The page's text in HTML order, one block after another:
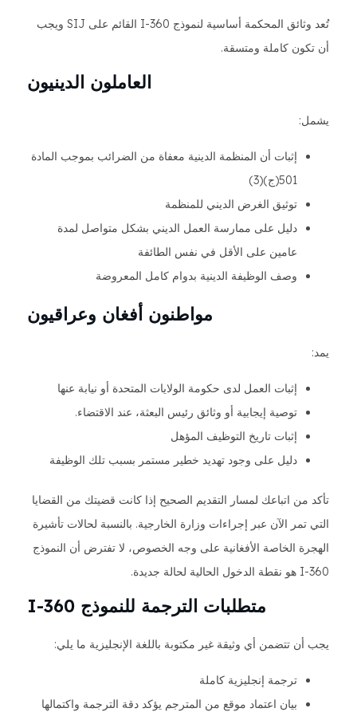
تُعد وثائق المحكمة أساسية لنموذج I-360 القائم على SIJ ويجب
أن تكون كاملة ومتسقة.
العاملون الدينيون
يشمل:
إثبات أن المنظمة الدينية معفاة من الضرائب بموجب المادة
501(ج)(3)
توثيق الغرض الديني للمنظمة
دليل على ممارسة العمل الديني بشكل متواصل لمدة
عامين على الأقل في نفس الطائفة
وصف الوظيفة الدينية بدوام كامل المعروضة
مواطنون أفغان وعراقيون
إثبات العمل لدى حكومة الولايات المتحدة أو نيابة عنها
توصية إيجابية أو وثائق رئيس البعثة، عند الاقتضاء.
إثبات تاريخ التوظيف المؤهل
دليل على وجود تهديد خطير مستمر بسبب تلك الوظيفة
تأكد من اتباعك لمسار التقديم الصحيح إذا كانت قضيتك من القضايا
التي تمر الآن عبر إجراءات وزارة الخارجية. بالنسبة لحالات تأشيرة
الهجرة الخاصة الأفغانية على وجه الخصوص، لا تفترض أن النموذج
I-360 هو نقطة الدخول الحالية لحالة جديدة.
متطلبات الترجمة للنموذج I-360
يجب أن تتضمن أي وثيقة غير مكتوبة باللغة الإنجليزية ما يلي:
ترجمة إنجليزية كاملة
بيان اعتماد موقع من المترجم يؤكد دقة الترجمة واكتمالها